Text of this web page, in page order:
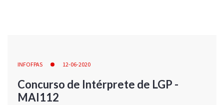
INFOFPAS 12-06-2020
Concurso de Intérprete de LGP -
MAI112